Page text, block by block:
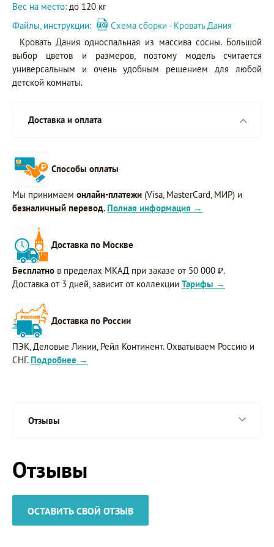
Вес на место: до 120 кг
Файлы, инструкции:
Схема сборки - Кровать Дания
Кровать Дания односпальная из массива сосны. Большой
выбор цветов и размеров, поэтому модель считается
универсальным и очень удобным решением для любой
детской комнаты.
Доставка и оплата
Способы оплаты
Мы принимаем онлайн-платежи (Visa, MasterCard, МИР) и
безналичный перевод. Полная информация →
Доставка по Москве
Бесплатно в пределах МКАД при заказе от 50 000 ₽.
Доставка от 3 дней, зависит от коллекции Тарифы →
Доставка по России
ПЭК, Деловые Линии, Рейл Континент. Охватываем Россию и
СНГ. Подробнее →
Отзывы
Отзывы
ОСТАВИТЬ СВОЙ ОТЗЫВ